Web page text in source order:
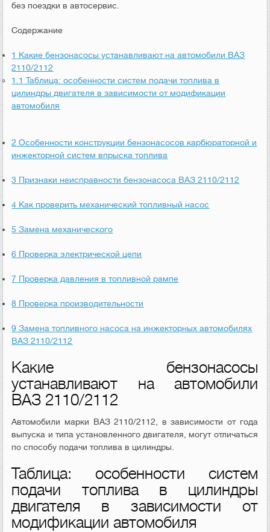
без поездки в автосервис.
Содержание
1 Какие бензонасосы устанавливают на автомобили ВАЗ
2110/2112
1.1 Таблица: особенности систем подачи топлива в
цилиндры двигателя в зависимости от модификации
автомобиля
2 Особенности конструкции бензонасосов карбюраторной и
инжекторной систем впрыска топлива
3 Признаки неисправности бензонасоса ВАЗ 2110/2112
4 Как проверить механический топливный насос
5 Замена механического
6 Проверка электрической цепи
7 Проверка давления в топливной рампе
8 Проверка производительности
9 Замена топливного насоса на инжекторных автомобилях
ВАЗ 2110/2112
Какие бензонасосы
устанавливают на автомобили
ВАЗ 2110/2112
Автомобили марки ВАЗ 2110/2112, в зависимости от года
выпуска и типа установленного двигателя, могут отличаться
по способу подачи топлива в цилиндры.
Таблица: особенности систем
подачи топлива в цилиндры
двигателя в зависимости от
модификации автомобиля